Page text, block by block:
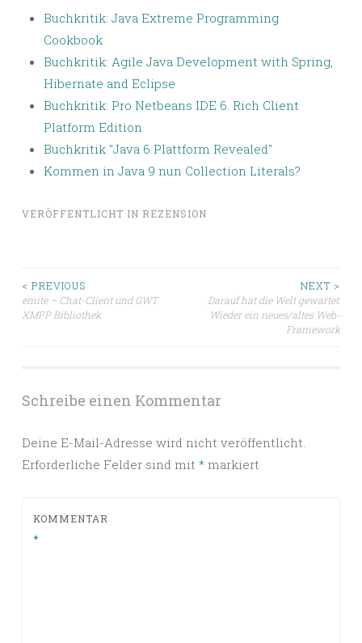
Buchkritik: Java Extreme Programming
Cookbook
Buchkritik: Agile Java Development with Spring,
Hibernate and Eclipse
Buchkritik: Pro Netbeans IDE 6. Rich Client
Platform Edition
Buchkritik "Java 6 Plattform Revealed"
Kommen in Java 9 nun Collection Literals?
VERÖFFENTLICHT IN REZENSION
Beitragsnavigation
< PREVIOUS
emite – Chat-Client und GWT
XMPP Bibliothek
NEXT >
Darauf hat die Welt gewartet:
Wieder ein neues/altes Web-
Framework
Schreibe einen Kommentar
Deine E-Mail-Adresse wird nicht veröffentlicht.
Erforderliche Felder sind mit * markiert
KOMMENTAR
*